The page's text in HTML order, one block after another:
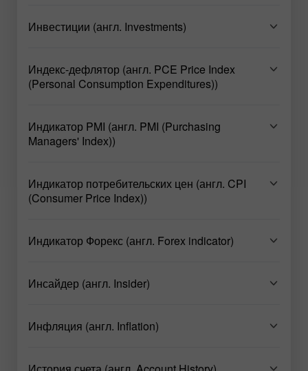
Инвестиции (англ. Investments)
Индекс-дефлятор (англ. PCE Price Index
(Personal Consumption Expenditures))
Индикатор PMI (англ. PMI (Purchasing
Managers' Index))
Индикатор потребительских цен (англ. CPI
(Consumer Price Index))
Индикатор Форекс (англ. Forex indicator)
Инсайдер (англ. Insider)
Инфляция (англ. Inflation)